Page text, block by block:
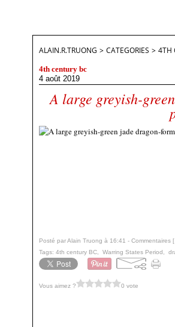
ALAIN.R.TRUONG > CATEGORIES > 4TH
4th century bc
4 août 2019
A large greyish-
Posté par Alain Truong à 16:41 - Commentaires [
Tags: 4th century BC Warring States Period
Vous aimez ? 0 vote